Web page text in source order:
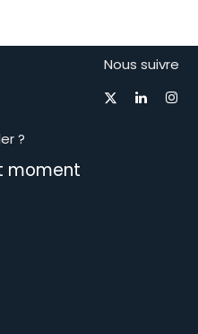
Nous suivre
?
moment​